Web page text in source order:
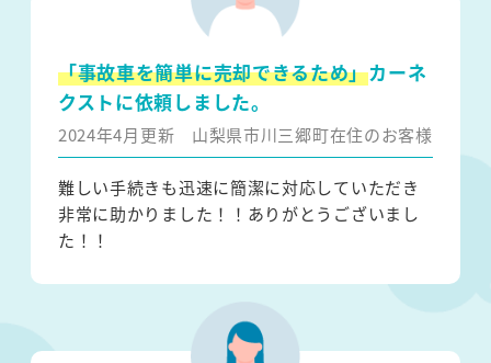
「事故車を簡単に売却できるため」カーネ
クストに依頼しました。
2024年4月更新 山梨県市川三郷町在住のお客様
難しい手続きも迅速に簡潔に対応していただき
非常に助かりました！！ありがとうございまし
た！！